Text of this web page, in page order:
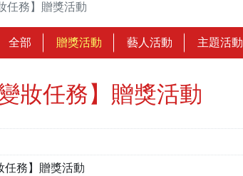
任務】贈獎活動
全部 贈獎活動 藝人活動 主題活動
妝任務】贈獎活動
任務】贈獎活動